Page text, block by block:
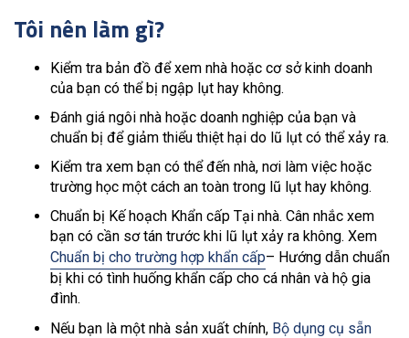
Tôi nên làm gì?
Kiểm tra bản đồ để xem nhà hoặc cơ sở kinh doanh
của bạn có thể bị ngập lụt hay không.
Đánh giá ngôi nhà hoặc doanh nghiệp của bạn và
chuẩn bị để giảm thiểu thiệt hại do lũ lụt có thể xảy ra.
Kiểm tra xem bạn có thể đến nhà, nơi làm việc hoặc
trường học một cách an toàn trong lũ lụt hay không.
Chuẩn bị Kế hoạch Khẩn cấp Tại nhà. Cân nhắc xem
bạn có cần sơ tán trước khi lũ lụt xảy ra không. Xem
Chuẩn bị cho trường hợp khẩn cấp– Hướng dẫn chuẩn
bị khi có tình huống khẩn cấp cho cá nhân và hộ gia
đình.
Nếu bạn là một nhà sản xuất chính, Bộ dụng cụ sẵn